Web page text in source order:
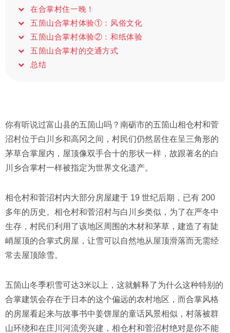
在合掌村住一晚！
五箇山合掌村体验①：风俗文化
五箇山合掌村体验②：和纸体验
五箇山合掌村的交通方式
总结
你有听说过富山县的五箇山吗？南砺市的五箇山相仓村和菅
沼村位于白川乡和高冈之间，村民们仍然居住在呈三角形的
茅草合掌屋内，屋顶像双手合十的形状一样，故跟著名的白
川乡合掌村一样被指定为世界文化遗产。
相仓村和菅沼村内大部分房屋建于 19 世纪后期，已有 200
多年的历史。相仓村和菅沼村与白川乡类似，为了在严冬中
生存，村民们利用了该地区周围的木材和茅草，建造了有陡
峭屋顶的合掌式房屋，让雪可以自然地从屋顶滑落而无需经
常去屋顶除雪。
五箇山冬季积雪可达3米以上，这就解释了为什么这种特别的
合掌建筑会存在于日本的这个偏远的农村地区，而合掌风格
的房屋看起来与故事书中姜饼屋的童话风景相似，村落被群
山环绕和在庄川河流旁兴建，相仓村和菅沼村绝对是你不能